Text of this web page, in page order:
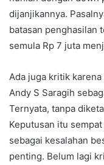
dijanjikannya.
batasan penghasilan
semula Rp 7 juta
Ada juga kritik
Andy S Saragih
Ternyata, tanpa
Keputusan itu
sebagai kesalahan
penting​. Belum lagi